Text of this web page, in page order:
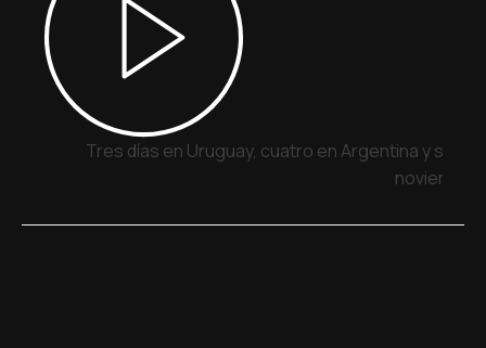
Tres días en Uruguay, cuatro en Argentina y siete
noviembre